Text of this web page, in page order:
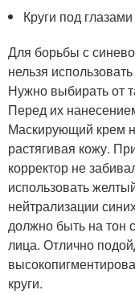
Круги под глазами
Для борьбы с
нельзя
Нужно выбирать от
Перед их
Маскирующий крем
растягивая кожу.
корректор не
использовать
нейтрализации
должно быть на тон
лица. Отлично
круги.